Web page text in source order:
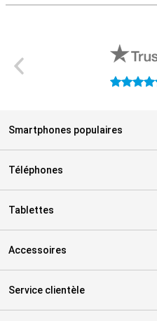
4.7 étoiles
Smartphones populaires
Téléphones
Tablettes
Accessoires
Service clientèle